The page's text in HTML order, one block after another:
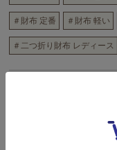
＃財布 定番 ＃財布 軽い
＃二つ折り財布 レディース